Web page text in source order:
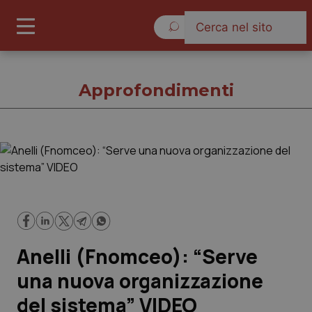
Governo e Parlamento
Regioni e Asl
Lavoro e Professioni
Approfondimenti
Anelli (Fnomceo): “Serve
una nuova organizzazione
del sistema” VIDEO